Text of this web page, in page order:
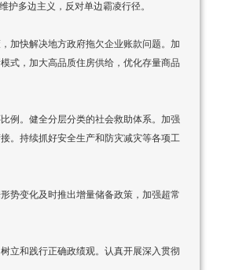
护多边主义，反对单边霸凌行径。
加快解决地方政府拖欠企业账款问题。加
式，加大高品质住房供给，优化存量商品
例。健全分层分类的社会救助体系。加强
。持续抓好安全生产和防灾减灾等各项工
势变化及时推出增量储备政策，加强超常
立和践行正确政绩观。认真开展深入贯彻